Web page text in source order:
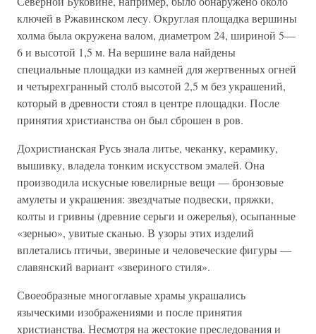
ключей в Ржавинском лесу. Округлая площадка вершины
холма была окружена валом, диаметром 24, шириной 5—
6 и высотой 1,5 м. На вершине вала найдены
специальные площадки из камней для жертвенных огней
и четырехгранный столб высотой 2,5 м без украшений,
который в древности стоял в центре площадки. После
принятия христианства он был сброшен в ров.
Дохристианская Русь знала литье, чеканку, керамику,
вышивку, владела тонким искусством эмалей. Она
производила искусные ювелирные вещи — бронзовые
амулеты и украшения: звездчатые подвески, пряжки,
колты и гривны (древние серьги и ожерелья), осыпанные
«зернью», увитые сканью. В узоры этих изделий
вплетались птичьи, звериные и человеческие фигуры —
славянский вариант «звериного стиля».
Своеобразные многоглавые храмы украшались
языческими изображениями и после принятия
христианства. Несмотря на жестокие преследования и